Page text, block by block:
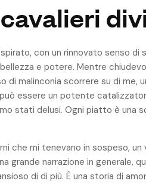
con un rinnovato senso di
e potere. Mentre
malinconia scorrere su di me,
essere un potente
stati delusi. Ogni piatto è una
che mi tenevano in sospeso,
grande narrazione in generale,
di di più. È una storia di